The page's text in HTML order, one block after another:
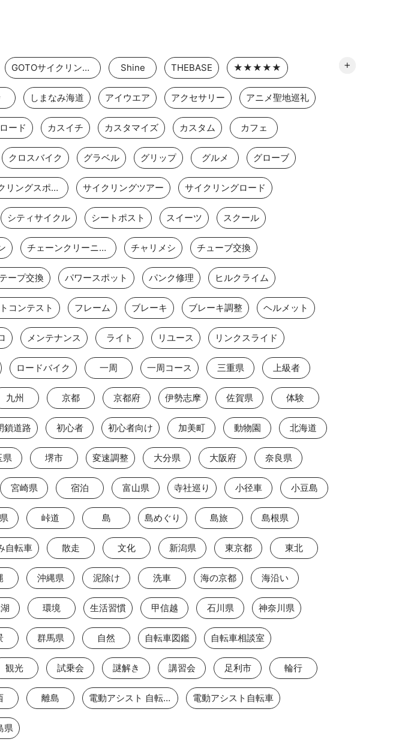
GOTOサイクリングスポット Shine THEBASE ★★★★★
しまなみ海道 アイウエア アクセサリー アニメ聖地巡礼
ード カスイチ カスタマイズ カスタム カフェ
クロスバイク グラベル グリップ グルメ グローブ
サイクリングスポット サイクリングツアー サイクリングロード
シティサイクル シートポスト スイーツ スクール
チェーンクリーニング チャリメシ チューブ交換
ープ交換 パワースポット パンク修理 ヒルクライム
コンテスト フレーム ブレーキ ブレーキ調整 ヘルメット
メンテナンス ライト リユース リンクスライド
ロードバイク 一周 一周コース 三重県 上級者
九州 京都 京都府 伊勢志摩 佐賀県 体験
鎖道路 初心者 初心者向け 加美町 動物園 北海道
県 堺市 変速調整 大分県 大阪府 奈良県
宮崎県 宿泊 富山県 寺社巡り 小径車 小豆島
峠道 島 島めぐり 島旅 島根県
自転車 散走 文化 新潟県 東京都 東北
沖縄県 泥除け 洗車 海の京都 海沿い
環境 生活習慣 甲信越 石川県 神奈川県
群馬県 自然 自転車図鑑 自転車相談室
観光 試乗会 謎解き 講習会 足利市 輪行
離島 電動アシスト 自転車 電動アシスト自転車
県